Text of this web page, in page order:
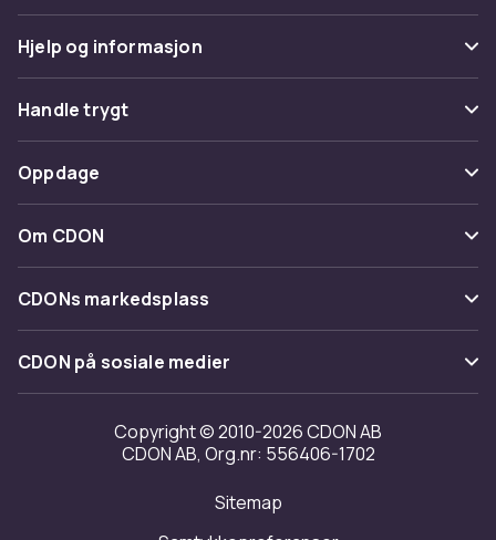
Hjelp og informasjon
Vanlige spørsmål
Spor pakke
Angre & returner her
Kontakt oss
Handle trygt
Betaling
Levering
Tilbakekallinger
Oppdage
Kategorier
Varemerker
Om CDON
Om oss
Kundeanmeldelser
Jobbe på CDON
Investor relations
Tilgjengelighet
CDONs markedsplass
Merchant Help Center
CDON på sosiale medier
Copyright © 2010-2026 CDON AB
CDON AB, Org.nr: 556406-1702
Sitemap